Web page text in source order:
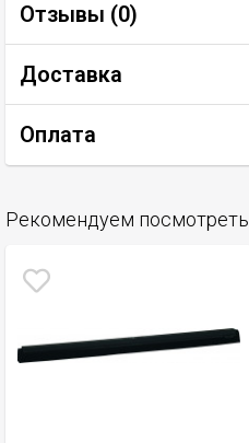
Отзывы (0)
Доставка
Оплата
Рекомендуем посмотреть